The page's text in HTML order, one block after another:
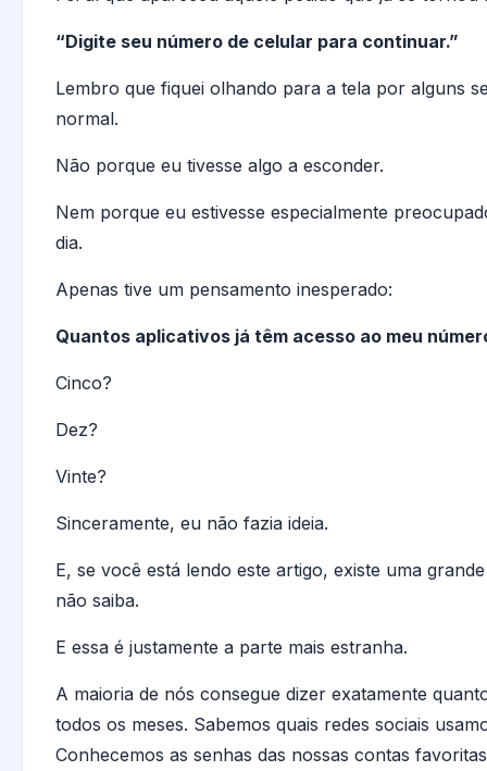
“Digite seu número de celular para continuar.”
Lembro que fiquei olhando para a tela por alguns
normal.
Não porque eu tivesse algo a esconder.
Nem porque eu estivesse especialmente
dia.
Apenas tive um pensamento inesperado:
Quantos aplicativos já têm acesso ao meu
Cinco?
Dez?
Vinte?
Sinceramente, eu não fazia ideia.
E, se você está lendo este artigo, existe uma
não saiba.
E essa é justamente a parte mais estranha.
A maioria de nós consegue dizer exatamente
todos os meses. Sabemos quais redes sociais
Conhecemos as senhas das nossas contas